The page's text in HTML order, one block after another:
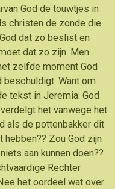
God de touwtjes in
christen de zonde die
dat zo beslist en
dat zo zijn. Men
zelfde moment God
beschuldigt. Want om
tekst in Jeremia: God
het vanwege het
als de pottenbakker dit
Zou God zijn
aan kunnen doen??
Rechter
het oordeel wat over